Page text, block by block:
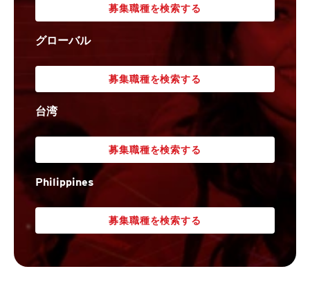
募集職種を検索する
グローバル
募集職種を検索する
台湾
募集職種を検索する
Philippines
募集職種を検索する